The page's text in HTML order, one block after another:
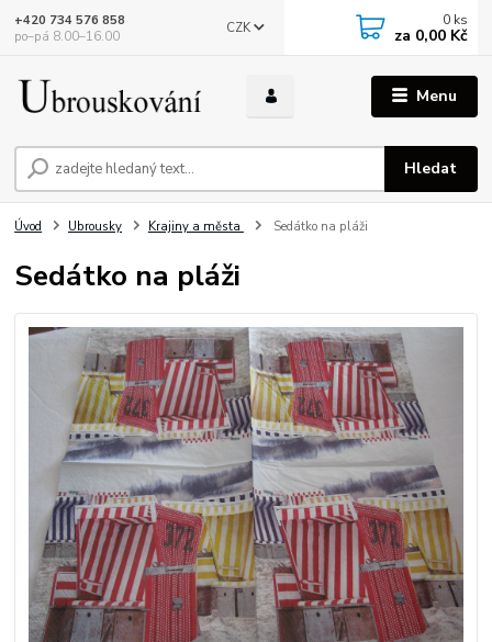
Menu
CZK
Hledat
+420 734 576 858
po–pá 8.00–16.00
0 ks
za 0,00 Kč
Úvod Ubrousky Krajiny a města Sedátko na pláži
Sedátko na pláži